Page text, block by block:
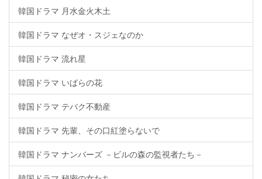
韓国ドラマ 月水金火木土
韓国ドラマ なぜオ・スジェなのか
韓国ドラマ 流れ星
韓国ドラマ いばらの花
韓国ドラマ テバク不動産
韓国ドラマ 先輩、その口紅塗らないで
韓国ドラマ ナンバーズ －ビルの森の監視者たち－